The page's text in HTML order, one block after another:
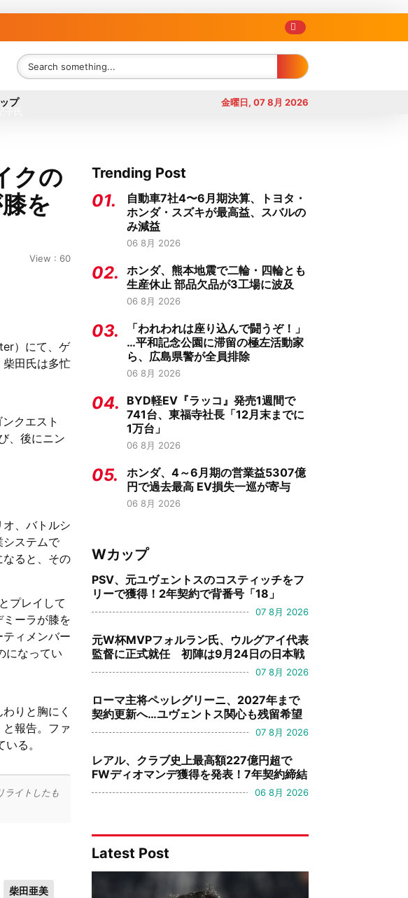
信組
影響拡大
プ 金曜日, 07 8月 2026
クの
を
View : 60
）にて、ゲ
田氏は多忙
クエスト
、後にニン
、バトルシ
システムで
ると、その
プレイして
ーラが膝を
ィメンバー
になってい
りと胸にく
報告。ファ
る。
ライトしたも
柴田亜美
Trending Post
01.
自動車7社4〜6月期決算、トヨタ・
ホンダ・スズキが最高益、スバルの
み減益
06 8月 2026
02.
ホンダ、熊本地震で二輪・四輪とも
生産休止 部品欠品が3工場に波及
06 8月 2026
03.
「われわれは座り込んで闘うぞ！」
…平和記念公園に滞留の極左活動家
ら、広島県警が全員排除
06 8月 2026
04.
BYD軽EV『ラッコ』発売1週間で
741台、東福寺社長「12月末までに
1万台」
06 8月 2026
05.
ホンダ、4～6月期の営業益5307億
円で過去最高 EV損失一巡が寄与
06 8月 2026
Wカップ
PSV、元ユヴェントスのコスティッチをフ
リーで獲得！2年契約で背番号「18」
07 8月 2026
元W杯MVPフォルラン氏、ウルグアイ代表
監督に正式就任 初陣は9月24日の日本戦
07 8月 2026
ローマ主将ペッレグリーニ、2027年まで
契約更新へ…ユヴェントス関心も残留希望
07 8月 2026
レアル、クラブ史上最高額227億円超で
FWディオマンデ獲得を発表！7年契約締結
06 8月 2026
Latest Post